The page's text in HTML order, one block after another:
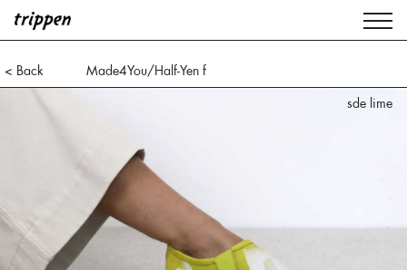
< Back
Made4You/Half-Yen f
sde lime